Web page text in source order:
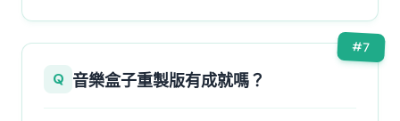
#7
Q 音樂盒子重製版有成就嗎？